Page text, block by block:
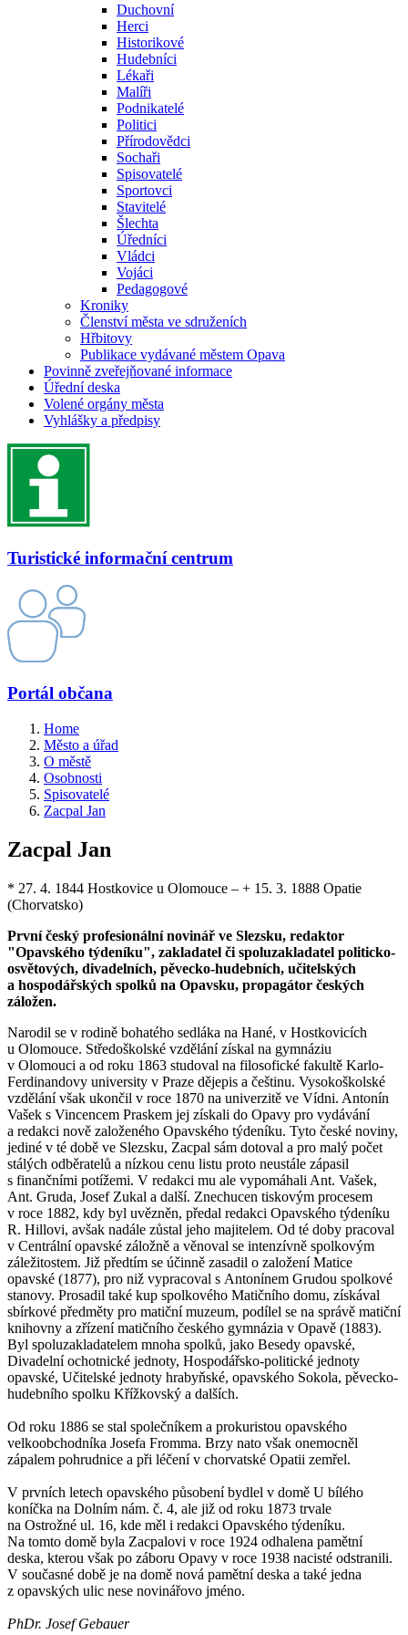
Duchovní
Herci
Historikové
Hudebníci
Lékaři
Malíři
Podnikatelé
Politici
Přírodovědci
Sochaři
Spisovatelé
Sportovci
Stavitelé
Šlechta
Úředníci
Vládci
Vojáci
Pedagogové
Kroniky
Členství města ve sdruženích
Hřbitovy
Publikace vydávané městem Opava
Povinně zveřejňované informace
Úřední deska
Volené orgány města
Vyhlášky a předpisy
Turistické informační centrum
Portál občana
Home
Město a úřad
O městě
Osobnosti
Spisovatelé
Zacpal Jan
Zacpal Jan
* 27. 4. 1844 Hostkovice u Olomouce – + 15. 3. 1888 Opatie
(Chorvatsko)
První český profesionální novinář ve Slezsku, redaktor
"Opavského týdeníku", zakladatel či spoluzakladatel politicko-
osvětových, divadelních, pěvecko-hudebních, učitelských
a hospodářských spolků na Opavsku, propagátor českých
záložen.
Narodil se v rodině bohatého sedláka na Hané, v Hostkovicích
u Olomouce. Středoškolské vzdělání získal na gymnáziu
v Olomouci a od roku 1863 studoval na filosofické fakultě Karlo-
Ferdinandovy university v Praze dějepis a češtinu. Vysokoškolské
vzdělání však ukončil v roce 1870 na univerzitě ve Vídni. Antonín
Vašek s Vincencem Praskem jej získali do Opavy pro vydávání
a redakci nově založeného Opavského týdeníku. Tyto české noviny,
jediné v té době ve Slezsku, Zacpal sám dotoval a pro malý počet
stálých odběratelů a nízkou cenu listu proto neustále zápasil
s finančními potížemi. V redakci mu ale vypomáhali Ant. Vašek,
Ant. Gruda, Josef Zukal a další. Znechucen tiskovým procesem
v roce 1882, kdy byl uvězněn, předal redakci Opavského týdeníku
R. Hillovi, avšak nadále zůstal jeho majitelem. Od té doby pracoval
v Centrální opavské záložně a věnoval se intenzívně spolkovým
záležitostem. Již předtím se účinně zasadil o založení Matice
opavské (1877), pro niž vypracoval s Antonínem Grudou spolkové
stanovy. Prosadil také kup spolkového Matičního domu, získával
sbírkové předměty pro matiční muzeum, podílel se na správě matiční
knihovny a zřízení matičního českého gymnázia v Opavě (1883).
Byl spoluzakladatelem mnoha spolků, jako Besedy opavské,
Divadelní ochotnické jednoty, Hospodářsko-politické jednoty
opavské, Učitelské jednoty hrabyňské, opavského Sokola, pěvecko-
hudebního spolku Křížkovský a dalších.
Od roku 1886 se stal společníkem a prokuristou opavského
velkoobchodníka Josefa Fromma. Brzy nato však onemocněl
zápalem pohrudnice a při léčení v chorvatské Opatii zemřel.
V prvních letech opavského působení bydlel v domě U bílého
koníčka na Dolním nám. č. 4, ale již od roku 1873 trvale
na Ostrožné ul. 16, kde měl i redakci Opavského týdeníku.
Na tomto domě byla Zacpalovi v roce 1924 odhalena pamětní
deska, kterou však po záboru Opavy v roce 1938 nacisté odstranili.
V současné době je na domě nová pamětní deska a také jedna
z opavských ulic nese novinářovo jméno.
PhDr. Josef Gebauer